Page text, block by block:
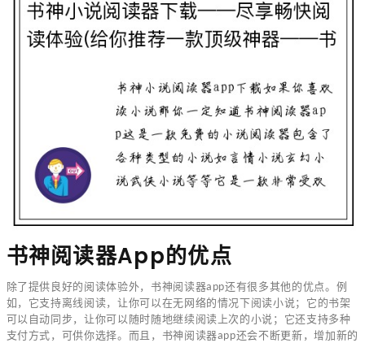
书神阅读器app的优点
除了提供良好的阅读体验外，书神阅读器app还有很多其他的优点。例
如，它支持离线阅读，让你可以在无网络的情况下阅读小说；它的书架
可以自动同步，让你可以随时随地继续阅读上次的小说；它还支持多种
支付方式，可供你选择。而且，书神阅读器app还会不断更新，增加新的